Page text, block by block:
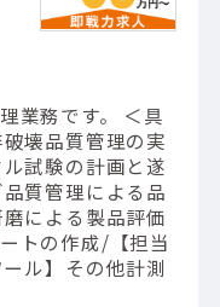
業務です。 ＜具
壊品質管理の実
試験の計画と遂
質管理による品
による製品評価
トの作成/【担当
ル】その他計測